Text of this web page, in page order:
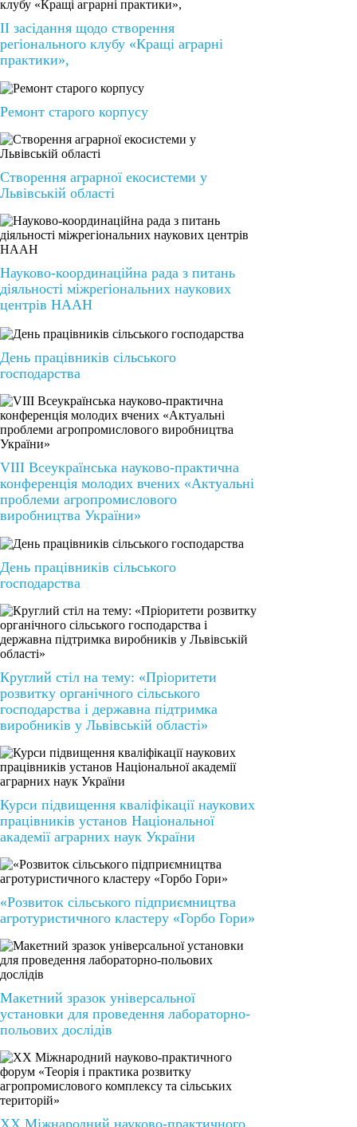
ІІ засідання щодо створення
регіонального клубу «Кращі аграрні
практики»,
Ремонт старого корпусу
Створення аграрної екосистеми у
Львівській області
Науково-координаційна рада з питань
діяльності міжрегіональних наукових
центрів НААН
День працівників сільського
господарства
VIІІ Всеукраїнська науково-практична
конференція молодих вчених «Актуальні
проблеми агропромислового
виробництва України»
День працівників сільського
господарства
Круглий стіл на тему: «Пріоритети
розвитку органічного сільського
господарства і державна підтримка
виробників у Львівській області»
Курси підвищення кваліфікації наукових
працівників установ Національної
академії аграрних наук України
«Розвиток сільського підприємництва
агротуристичного кластеру «Горбо Гори»
Макетний зразок універсальної
установки для проведення лабораторно-
польових дослідів
XХ Міжнародний науково-практичного